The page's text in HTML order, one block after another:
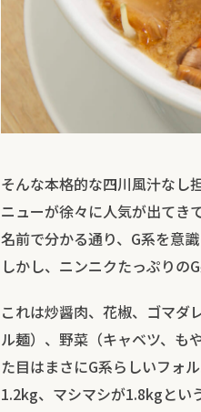
そんな本格的な四川風汁なし
ニューが徐々に人気が出てき
名前で分かる通り、G系を意
しかし、ニンニクたっぷりの
これは炒醤肉、花椒、ゴマダ
ル麺）、野菜（キャベツ、も
た目はまさにG系らしいフォ
1.2kg、マシマシが1.8kgとい